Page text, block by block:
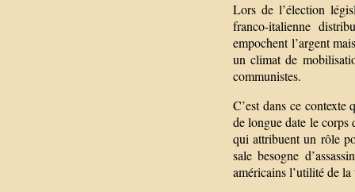
Lors de l’élection
franco-italienne
empochent l’argent
un climat de
communistes.
C’est dans ce
de longue date le corps
qui attribuent un rôle
sale besogne
américains l’utilité de